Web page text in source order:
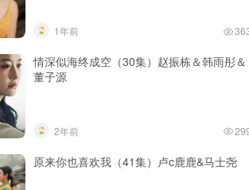
1年前
情深似海终成空（30集）赵振栋＆韩雨彤＆
董子源
2年前
原来你也喜欢我（41集）卢c鹿鹿&马士尧